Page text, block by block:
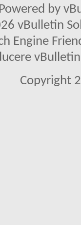
Powered by
vBulletin
Engine
Copyright